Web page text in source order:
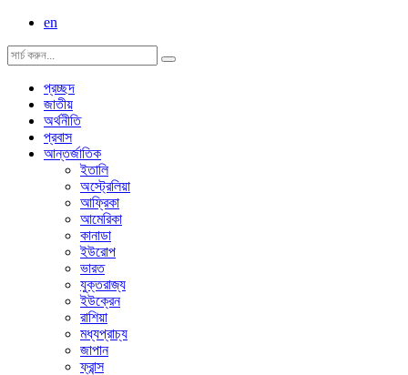
en
প্রচ্ছদ
জাতীয়
অর্থনীতি
প্রবাস
আন্তর্জাতিক
ইতালি
অস্ট্রেলিয়া
আফ্রিকা
আমেরিকা
কানাডা
ইউরোপ
ভারত
যুক্তরাজ্য
ইউক্রেন
রাশিয়া
মধ্যপ্রাচ্য
জাপান
ফ্রান্স